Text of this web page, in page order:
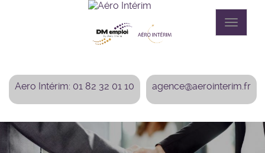
Aero Intérim: 01 82 32 01 10 agence@aerointerim.fr
Toggle